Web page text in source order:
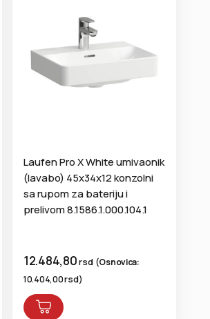
Laufen Pro X White umivaonik
(lavabo) 45x34x12 konzolni
sa rupom za bateriju i
prelivom 8.1586.1.000.104.1
12.484,80rsd (Osnovica:
10.404,00rsd)